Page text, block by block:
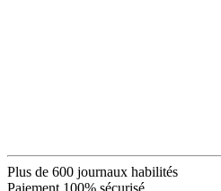
Plus de 600 journaux habilités
Paiement 100% sécurisé